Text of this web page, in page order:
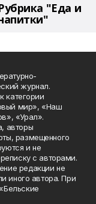
"Еда и
журнал.
категории
мир», «Наш
«Урал».
авторы
размещенного
и не
с авторами.
редакции не
иного автора. При